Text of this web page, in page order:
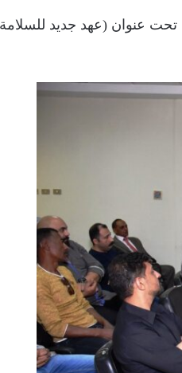
تحت عنوان (عهد جديد